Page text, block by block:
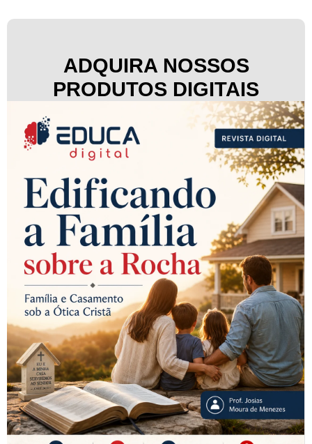
ADQUIRA NOSSOS
PRODUTOS DIGITAIS